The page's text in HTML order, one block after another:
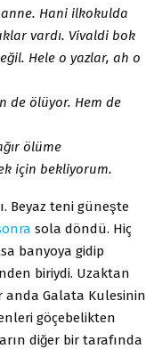
Hani ilkokulda
vardı. Vivaldi bok
Hele o yazlar, ah o
de ölüyor. Hem de
ölüme
için bekliyorum.
Beyaz teni güneşte
sola döndü. Hiç
banyoya gidip
biriydi. Uzaktan
anda Galata Kulesinin
göçebelikten
diğer bir tarafında